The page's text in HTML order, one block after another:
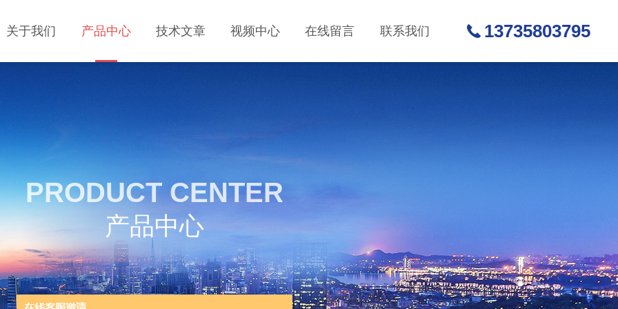
关于我们 产品中心 技术文章 视频中心 在线留言 联系我们 13735803795
PRODUCT CENTER
产品中心